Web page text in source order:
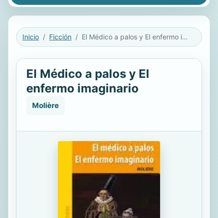
Inicio Ficción El Médico a palos y El enfermo imaginario
El Médico a palos y El
enfermo imaginario
Molière